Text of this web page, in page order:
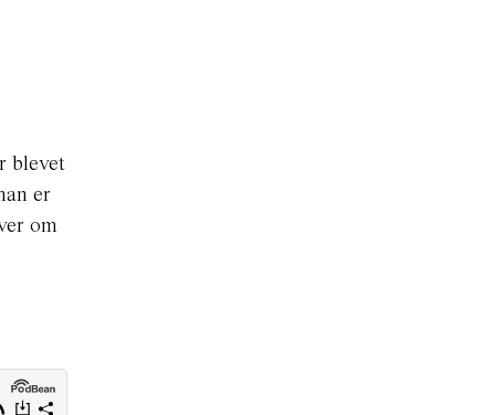
blevet
er
om